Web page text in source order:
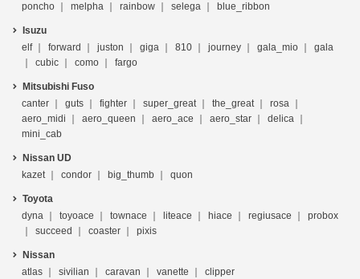
poncho
melpha rainbow selega blue_ribbon
Isuzu
elf
forward juston giga 810 journey gala_mio
gala
cubic
como fargo
Mitsubishi Fuso
canter
guts fighter super_great the_great
rosa
aero_midi
aero_queen aero_ace aero_star
delica
mini_cab
Nissan UD
kazet
condor big_thumb quon
Toyota
dyna
toyoace townace liteace hiace regiusace
probox
succeed
coaster pixis
Nissan
atlas
sivilian caravan vanette clipper